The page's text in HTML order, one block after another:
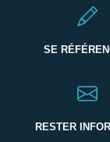
SE
RESTER